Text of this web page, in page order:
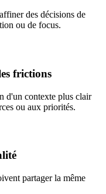
des décisions de
ou de focus.
frictions
d'un contexte plus clair
ou aux priorités.
partager la même